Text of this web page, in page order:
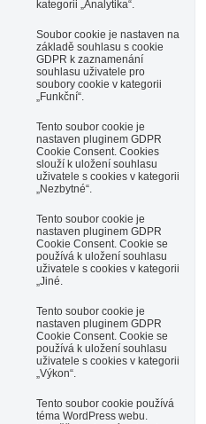
kategorii „Analytika“.
Soubor cookie je nastaven na
základě souhlasu s cookie
GDPR k zaznamenání
souhlasu uživatele pro
soubory cookie v kategorii
„Funkční“.
Tento soubor cookie je
nastaven pluginem GDPR
Cookie Consent. Cookies
slouží k uložení souhlasu
uživatele s cookies v kategorii
„Nezbytné“.
Tento soubor cookie je
nastaven pluginem GDPR
Cookie Consent. Cookie se
používá k uložení souhlasu
uživatele s cookies v kategorii
„Jiné.
Tento soubor cookie je
nastaven pluginem GDPR
Cookie Consent. Cookie se
používá k uložení souhlasu
uživatele s cookies v kategorii
„Výkon“.
Tento soubor cookie používá
téma WordPress webu.